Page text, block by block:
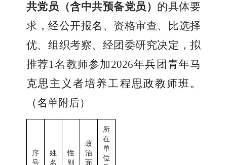
共党员（含中共预备党员） 的具体要
求 ，经公开报名 、 资格审查、比选择
优、组织考察、 经团委研究决定，拟
推荐1名教师参加2026年兵团青年马
克思主义者培养工程思政教师班。
（名单附后）
序
号
姓
名
性
别
政
治
面
所
在
单
位